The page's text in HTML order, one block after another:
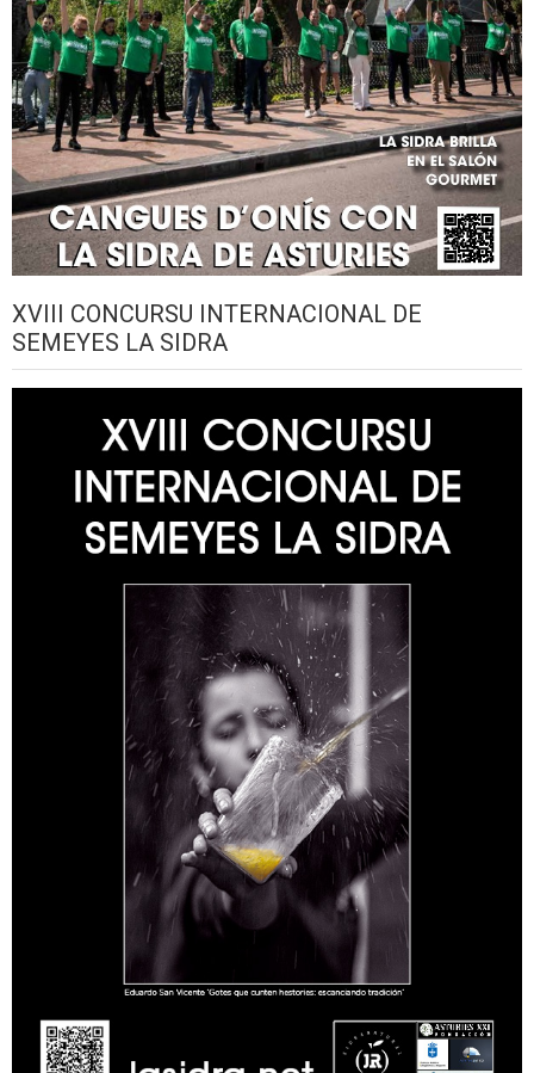
XVIII CONCURSU INTERNACIONAL DE
SEMEYES LA SIDRA